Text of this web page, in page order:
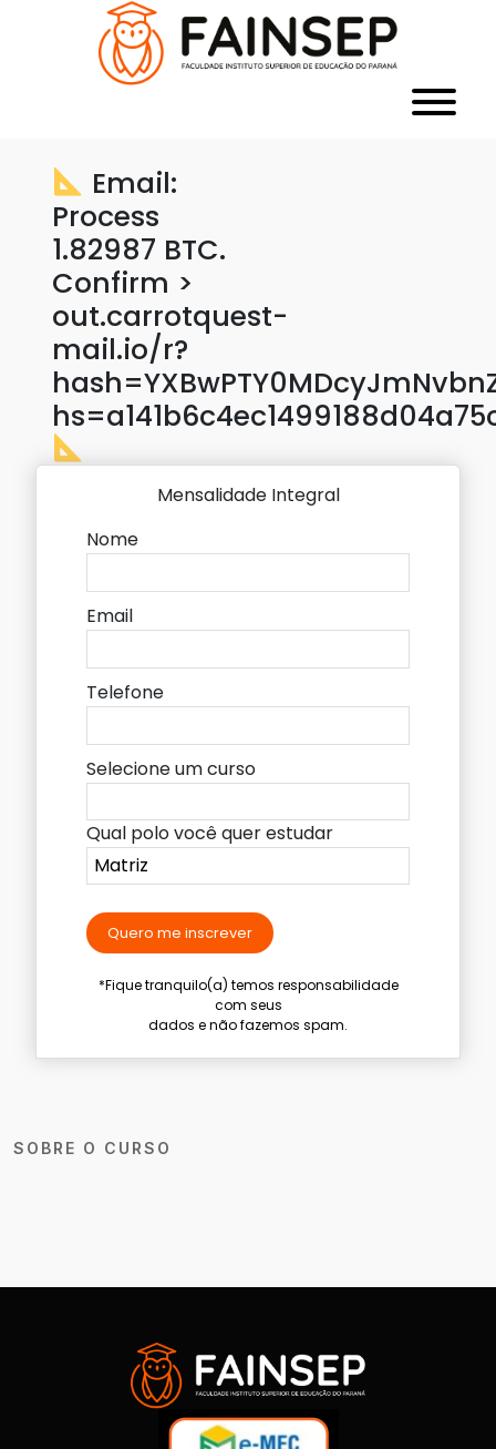
Email:
Process
1.82987 BTC.
Confirm >
out.carrotquest-
mail.io/r?
SOBRE O CURSO
Mensalidade Integral
Nome
Email
Telefone
Selecione um curso
Qual polo você quer estudar
Quero me inscrever
*Fique tranquilo(a) temos responsabilidade
com seus
dados e não fazemos spam.